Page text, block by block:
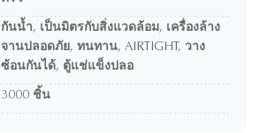
กันน้ำ, เป็นมิตรกับสิ่งแวดล้อม, เครื่องล้าง
จานปลอดภัย, ทนทาน, AIRTIGHT, วาง
ซ้อนกันได้, ตู้แช่แข็งปลอ
3000 ชิ้น